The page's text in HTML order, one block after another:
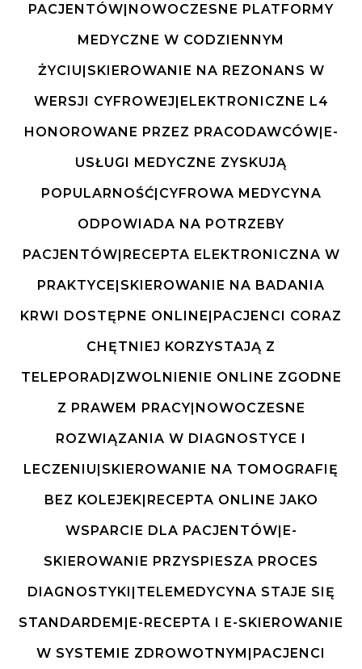
PACJENTÓW|NOWOCZESNE PLATFORMY
MEDYCZNE W CODZIENNYM
ŻYCIU|SKIEROWANIE NA REZONANS W
WERSJI CYFROWEJ|ELEKTRONICZNE L4
HONOROWANE PRZEZ PRACODAWCÓW|E-
USŁUGI MEDYCZNE ZYSKUJĄ
POPULARNOŚĆ|CYFROWA MEDYCYNA
ODPOWIADA NA POTRZEBY
PACJENTÓW|RECEPTA ELEKTRONICZNA W
PRAKTYCE|SKIEROWANIE NA BADANIA
KRWI DOSTĘPNE ONLINE|PACJENCI CORAZ
CHĘTNIEJ KORZYSTAJĄ Z
TELEPORAD|ZWOLNIENIE ONLINE ZGODNE
Z PRAWEM PRACY|NOWOCZESNE
ROZWIĄZANIA W DIAGNOSTYCE I
LECZENIU|SKIEROWANIE NA TOMOGRAFIĘ
BEZ KOLEJEK|RECEPTA ONLINE JAKO
WSPARCIE DLA PACJENTÓW|E-
SKIEROWANIE PRZYSPIESZA PROCES
DIAGNOSTYKI|TELEMEDYCYNA STAJE SIĘ
STANDARDEM|E-RECEPTA I E-SKIEROWANIE
W SYSTEMIE ZDROWOTNYM|PACJENCI